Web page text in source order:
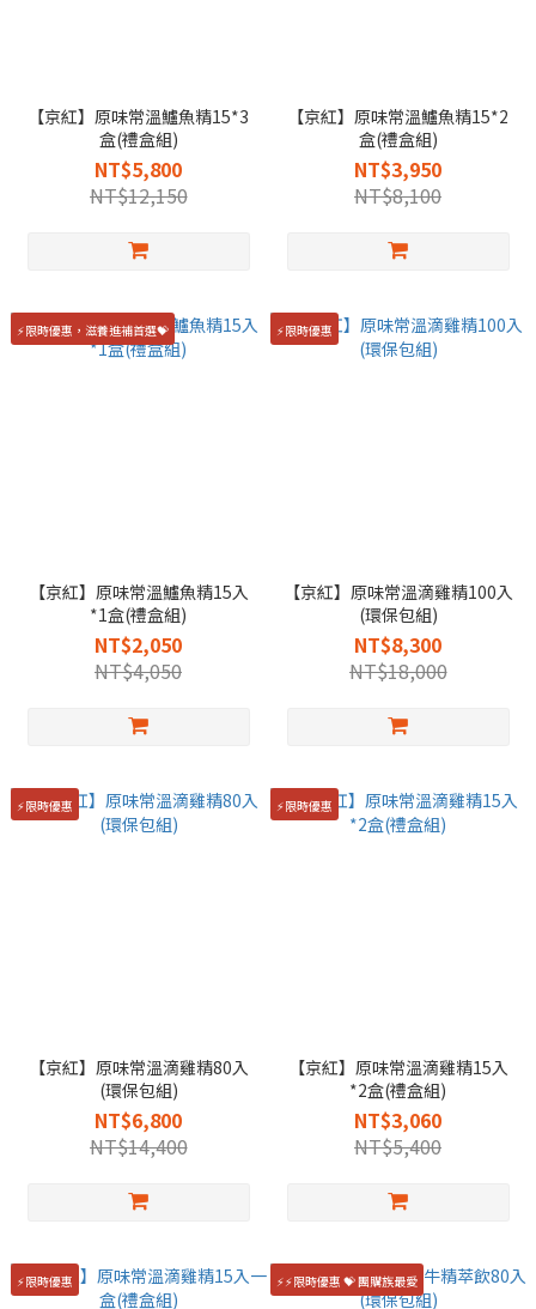
【京紅】原味常溫鱸魚精15*3
盒(禮盒組)
NT$5,800
NT$12,150
【京紅】原味常溫鱸魚精15*2
盒(禮盒組)
NT$3,950
NT$8,100
⚡限時優惠，滋養進補首選💝
【京紅】原味常溫鱸魚精15入
*1盒(禮盒組)
NT$2,050
NT$4,050
⚡限時優惠
【京紅】原味常溫滴雞精100入
(環保包組)
NT$8,300
NT$18,000
⚡限時優惠
【京紅】原味常溫滴雞精80入
(環保包組)
NT$6,800
NT$14,400
⚡限時優惠
【京紅】原味常溫滴雞精15入
*2盒(禮盒組)
NT$3,060
NT$5,400
⚡限時優惠 ⚡⚡限時優惠 💝 團購族最愛